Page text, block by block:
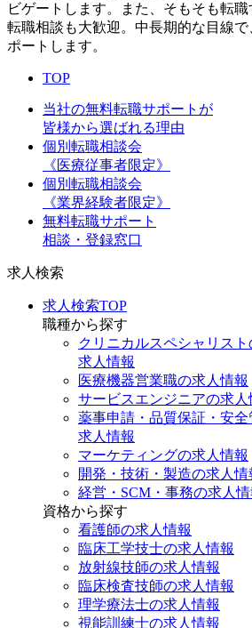
ビゲートします。また、そもそも転
転職相談も大歓迎。中長期的な目線
ポートします。
TOP
当社の無料転職サポートが
皆様から選ばれる理由
個別転職相談会
《医療従事者限定》
個別転職相談会
《業界経験者限定》
無料転職サポート
相談・登録窓口
求人検索
求人検索TOP
職種から探す
クリニカルスペシャリスト
求人情報
医療機器営業職の求人情報
サービスエンジニアの求人
薬事申請・品質保証・安全
求人情報
マーケティングの求人情報
開発・技術・製造の求人情
経営・SCM・事務の求人情
資格から探す
看護師の求人情報
臨床工学技士の求人情報
放射線技師の求人情報
臨床検査技師の求人情報
理学療法士の求人情報
視能訓練士の求人情報